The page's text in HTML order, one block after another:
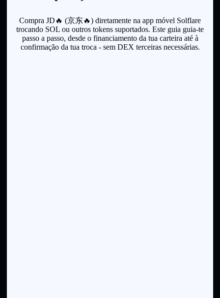
Compra JD🔥 (京东🔥) diretamente na app móvel Solflare
trocando SOL ou outros tokens suportados. Este guia guia-te
passo a passo, desde o financiamento da tua carteira até à
confirmação da tua troca - sem DEX terceiras necessárias.